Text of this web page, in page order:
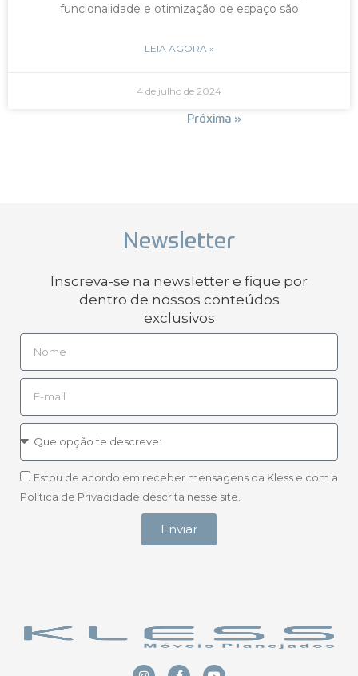
funcionalidade e otimização de espaço são
LEIA AGORA »
4 de julho de 2024
Próxima »
Newsletter
Inscreva-se na newsletter e fique por
dentro de nossos conteúdos
exclusivos
Estou de acordo em receber mensagens da Kless e com a
Política de Privacidade descrita nesse site.
Enviar